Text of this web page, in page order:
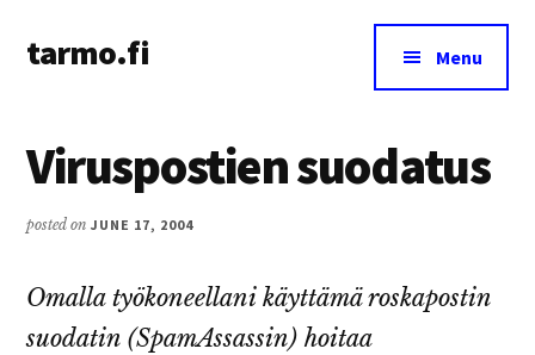
main
primary
menu
tarmo.fi
on
education,
technology,
and
Menu
Viruspostien suodatus
posted onJUNE 17, 2004
Omalla työkoneellani käyttämä roskapostin
suodatin (SpamAssassin) hoitaa